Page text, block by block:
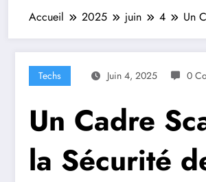
Accueil 2025 juin 4 Un
Techs Juin 4, 2025 0
Un Cadre
la Sécurité